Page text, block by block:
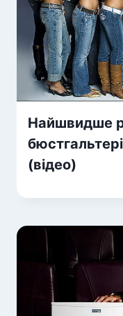
Найшвидше
(відео)